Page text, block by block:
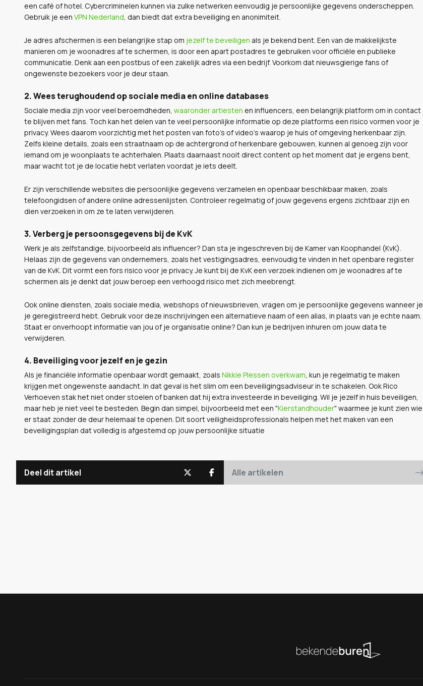
een café of hotel. Cybercriminelen kunnen via zulke netwerken eenvoudig je persoonlijke gegevens onderscheppen.
Gebruik je een VPN Nederland , dan biedt dat extra beveiliging en anonimiteit.
Je adres afschermen is een belangrijke stap om jezelf te beveiligen als je bekend bent. Een van de makkelijkste
manieren om je woonadres af te schermen, is door een apart postadres te gebruiken voor officiële en publieke
communicatie. Denk aan een postbus of een zakelijk adres via een bedrijf. Voorkom dat nieuwsgierige fans of
ongewenste bezoekers voor je deur staan.
2. Wees terughoudend op sociale media en online databases
Sociale media zijn voor veel beroemdheden, waaronder artiesten en influencers, een belangrijk platform om in contact
te blijven met fans. Toch kan het delen van te veel persoonlijke informatie op deze platforms een risico vormen voor je
privacy. Wees daarom voorzichtig met het posten van foto’s of video’s waarop je huis of omgeving herkenbaar zijn.
Zelfs kleine details, zoals een straatnaam op de achtergrond of herkenbare gebouwen, kunnen al genoeg zijn voor
iemand om je woonplaats te achterhalen. Plaats daarnaast nooit direct content op het moment dat je ergens bent,
maar wacht tot je de locatie hebt verlaten voordat je iets deelt.
Er zijn verschillende websites die persoonlijke gegevens verzamelen en openbaar beschikbaar maken, zoals
telefoongidsen of andere online adressenlijsten. Controleer regelmatig of jouw gegevens ergens zichtbaar zijn en
dien verzoeken in om ze te laten verwijderen.
3. Verberg je persoonsgegevens bij de KvK
Werk je als zelfstandige, bijvoorbeeld als influencer? Dan sta je ingeschreven bij de Kamer van Koophandel (KvK).
Helaas zijn de gegevens van ondernemers, zoals het vestigingsadres, eenvoudig te vinden in het openbare register
van de KvK. Dit vormt een fors risico voor je privacy. Je kunt bij de KvK een verzoek indienen om je woonadres af te
schermen als je denkt dat jouw beroep een verhoogd risico met zich meebrengt.
Ook online diensten, zoals sociale media, webshops of nieuwsbrieven, vragen om je persoonlijke gegevens wanneer je
je geregistreerd hebt. Gebruik voor deze inschrijvingen een alternatieve naam of een alias, in plaats van je echte naam.
Staat er onverhoopt informatie van jou of je organisatie online? Dan kun je bedrijven inhuren om jouw data te
verwijderen.
4. Beveiliging voor jezelf en je gezin
Als je financiële informatie openbaar wordt gemaakt, zoals Nikkie Plessen overkwam , kun je regelmatig te maken
krijgen met ongewenste aandacht. In dat geval is het slim om een beveiligingsadviseur in te schakelen. Ook Rico
Verhoeven stak het niet onder stoelen of banken dat hij extra investeerde in beveiliging. Wil je jezelf in huis beveiligen,
maar heb je niet veel te besteden. Begin dan simpel, bijvoorbeeld met een "Kierstandhouder" waarmee je kunt zien wie
er staat zonder de deur helemaal te openen. Dit soort veiligheidsprofessionals helpen met het maken van een
beveiligingsplan dat volledig is afgestemd op jouw persoonlijke situatie
Deel dit artikel Alle artikelen